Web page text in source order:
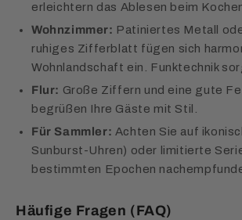
erleichtern das Ablesen beim
Wohnzimmer: Patiniertes Metall
ruhiges Zifferblatt fügen sich
Wohnlandschaft ein. Funktechnik
Flur: Große Ziffern und eine gute
begrüßen Ihre Gäste mit Stil.
Für Sammler: Achten Sie auf
Sunburst-Uhren) oder limitierte
bestimmten Epochen
Häufige Fragen (FAQ)